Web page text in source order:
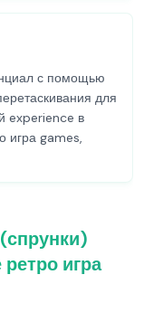
с помощью
для
experience в
игра games,
игра